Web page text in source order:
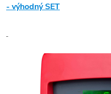
- výhodný SET